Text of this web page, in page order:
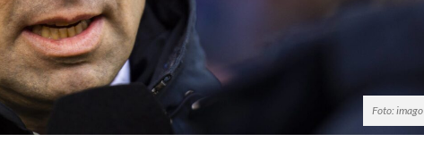
Foto: